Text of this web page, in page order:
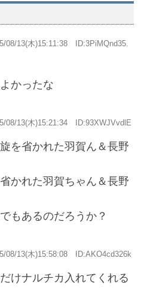
08/13(木)15:11:38 ID:3PiMQnd35.
かったな
08/13(木)15:21:34 ID:93XWJVvdlE
を省かれた羽賀ん＆長野
かれた羽賀ちゃん＆長野
もあるのだろうか？
08/13(木)15:58:08 ID:AKO4cd326k
けナルチカ入れてくれる